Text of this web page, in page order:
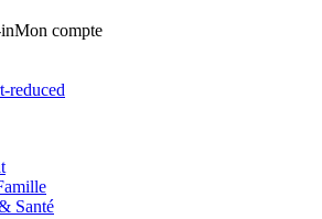
Mon compte
Santé